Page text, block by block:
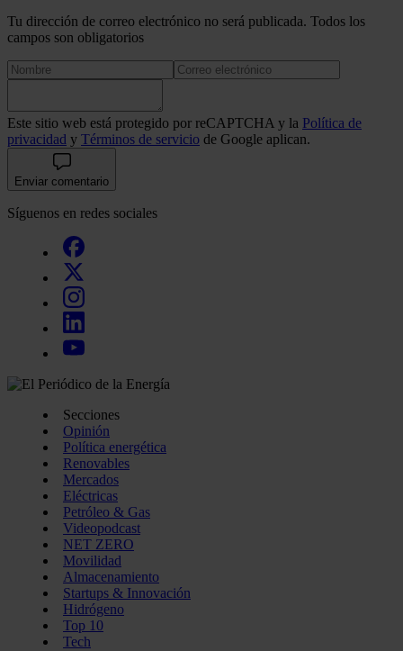
Tu dirección de correo electrónico no será publicada. Todos los
campos son obligatorios
Este sitio web está protegido por reCAPTCHA y la Política de
privacidad y Términos de servicio de Google aplican.
Enviar comentario
Síguenos en redes sociales
Secciones
Opinión
Política energética
Renovables
Mercados
Eléctricas
Petróleo & Gas
Videopodcast
NET ZERO
Movilidad
Almacenamiento
Startups & Innovación
Hidrógeno
Top 10
Tech